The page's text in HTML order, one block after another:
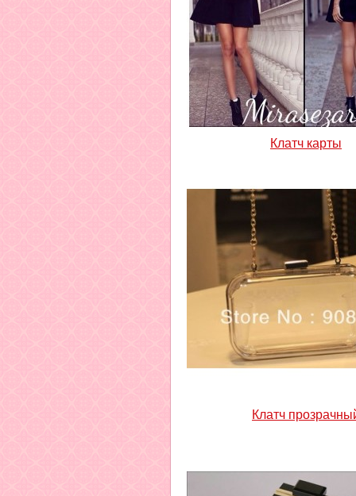
Клатч карты
Клатч